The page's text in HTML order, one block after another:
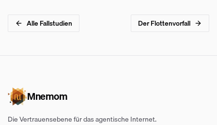
Alle Fallstudien Der Flottenvorfall
Mnemom
Die Vertrauensebene für das agentische Internet.